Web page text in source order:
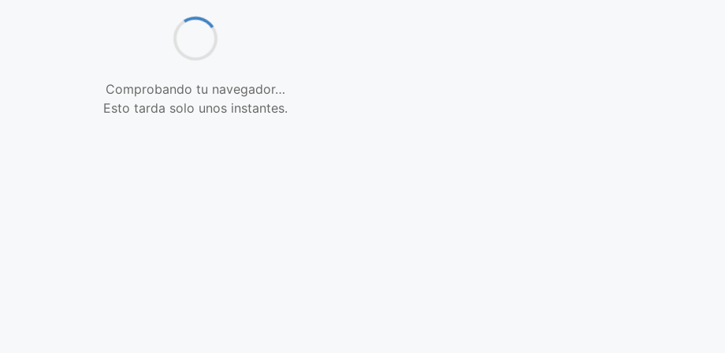
Comprobando tu navegador…
Esto tarda solo unos instantes.